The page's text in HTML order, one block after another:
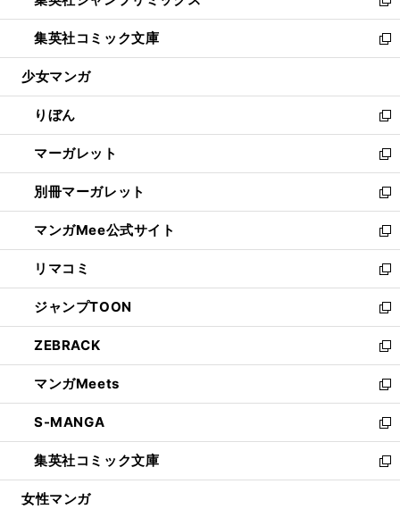
開
く
ウ
で
開
ン
ド
ウ
開
く
ウ
ィ
ン
ウ
で
開
く
新
し
い
ウ
ン
ド
ウ
で
開
く
集英社コミック文庫
新
し
ウ
ィ
ン
ド
ウ
で
開
く
少女マンガ
りぼん
新
し
い
ウ
ィ
ン
ド
ウ
で
開
く
マーガレット
新
し
い
ウ
ィ
ン
ド
ウ
で
開
く
別冊マーガレット
新
し
い
ウ
ィ
ン
ド
ウ
で
開
く
マンガMee公式サイト
新
し
い
ウ
ィ
ン
ド
ウ
で
開
く
リマコミ
新
し
い
ウ
ィ
ン
ド
ウ
で
開
く
ジャンプTOON
新
し
い
ウ
ィ
ン
ド
ウ
で
開
ZEBRACK
新
し
い
ウ
ィ
ン
ド
ウ
マンガMeets
新
し
い
ウ
ィ
ン
S-MANGA
新
し
い
ウ
集英社コミック文庫
新
し
女性マンガ